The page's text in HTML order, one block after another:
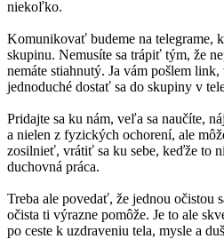
niekoľko.
Komunikovať budeme na telegrame,
skupinu. Nemusíte sa trápiť tým, že
nemáte stiahnutý. Ja vám pošlem
jednoduché dostať sa do skupiny v
Pridajte sa ku nám, veľa sa naučíte,
a nielen z fyzických ochorení, ale
zosilnieť, vrátiť sa ku sebe, keďže to
duchovná práca.
Treba ale povedať, že jednou očistou
očista ti výrazne pomôže. Je to ale
po ceste k uzdraveniu tela, mysle a